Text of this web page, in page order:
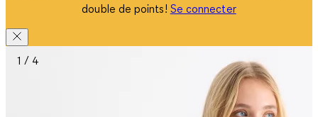
double de points! Se connecter
1 / 4